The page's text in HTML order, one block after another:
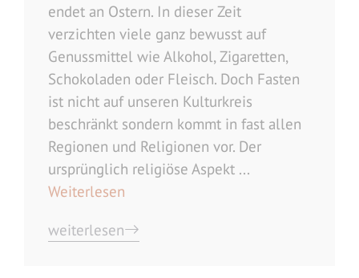
endet an Ostern. In dieser Zeit
verzichten viele ganz bewusst auf
Genussmittel wie Alkohol, Zigaretten,
Schokoladen oder Fleisch. Doch Fasten
ist nicht auf unseren Kulturkreis
beschränkt sondern kommt in fast allen
Regionen und Religionen vor. Der
ursprünglich religiöse Aspekt ...
Weiterlesen
weiterlesen